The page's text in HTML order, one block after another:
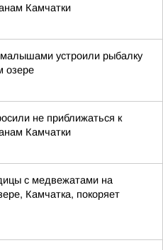
Камчатки
устроили рыбалку
озере
не приближаться к
Камчатки
с медвежатами на
Камчатка, покоряет